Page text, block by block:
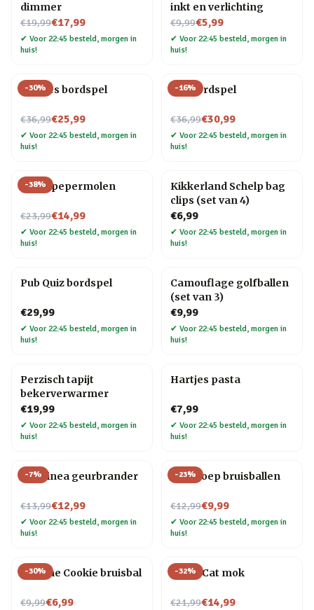
dimmer
€19,99
Nu voor€17,99
✔ Voor 22:45 besteld, morgen in
huis!
inkt en verlichting
€9,99
Nu voor€5,99
✔ Voor 22:45 besteld, morgen in
huis!
-30%
Foodies bordspel
€36,99
Nu voor€25,99
✔ Voor 22:45 besteld, morgen in
huis!
-16%
Gin bordspel
€36,99
Nu voor€30,99
✔ Voor 22:45 besteld, morgen in
huis!
-38%
Vogel pepermolen
€23,99
Nu voor€14,99
✔ Voor 22:45 besteld, morgen in
huis!
Kikkerland Schelp bag
clips (set van 4)
€6,99
✔ Voor 22:45 besteld, morgen in
huis!
Pub Quiz bordspel
€29,99
✔ Voor 22:45 besteld, morgen in
huis!
Camouflage golfballen
(set van 3)
€9,99
✔ Voor 22:45 besteld, morgen in
huis!
Perzisch tapijt
bekerverwarmer
€19,99
✔ Voor 22:45 besteld, morgen in
huis!
Hartjes pasta
€7,99
✔ Voor 22:45 besteld, morgen in
huis!
-7%
Chiminea geurbrander
€13,99
Nu voor€12,99
✔ Voor 22:45 besteld, morgen in
huis!
-23%
Dinopoep bruisballen
€12,99
Nu voor€9,99
✔ Voor 22:45 besteld, morgen in
huis!
-30%
Fortune Cookie bruisbal
€9,99
Nu voor€6,99
-32%
Crazy Cat mok
€21,99
Nu voor€14,99